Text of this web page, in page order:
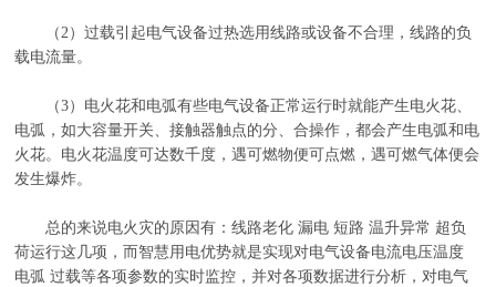
（2）过载引起电气设备过热选用线路或设备不合理，线路的负
载电流量。
（3）电火花和电弧有些电气设备正常运行时就能产生电火花、
电弧，如大容量开关、接触器触点的分、合操作，都会产生电弧和电
火花。电火花温度可达数千度，遇可燃物便可点燃，遇可燃气体便会
发生爆炸。
总的来说电火灾的原因有：线路老化 漏电 短路 温升异常 超负
荷运行这几项，而智慧用电优势就是实现对电气设备电流电压温度
电弧 过载等各项参数的实时监控，并对各项数据进行分析，对电气